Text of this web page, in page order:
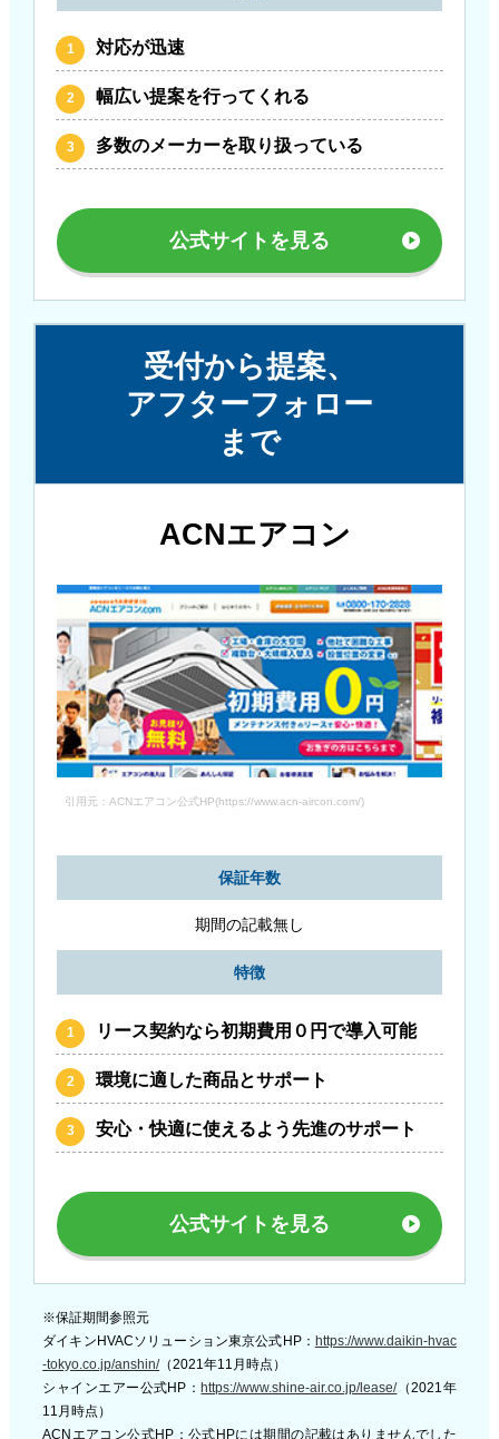
対応が迅速
幅広い提案を行ってくれる
多数のメーカーを取り扱っている
公式サイトを見る
受付から提案、
アフターフォロー
まで
ACNエアコン
引用元：ACNエアコン公式HP(https://www.acn-aircon.com/)
保証年数
期間の記載無し
特徴
リース契約なら初期費用０円で導入可能
環境に適した商品とサポート
安心・快適に使えるよう先進のサポート
公式サイトを見る
※保証期間参照元
ダイキンHVACソリューション東京公式HP： https://www.daikin-hvac
-tokyo.co.jp/anshin/（2021年11月時点）
シャインエアー公式HP： https://www.shine-air.co.jp/lease/（2021年
11月時点）
ACNエアコン公式HP：公式HPには期間の記載はありませんでした